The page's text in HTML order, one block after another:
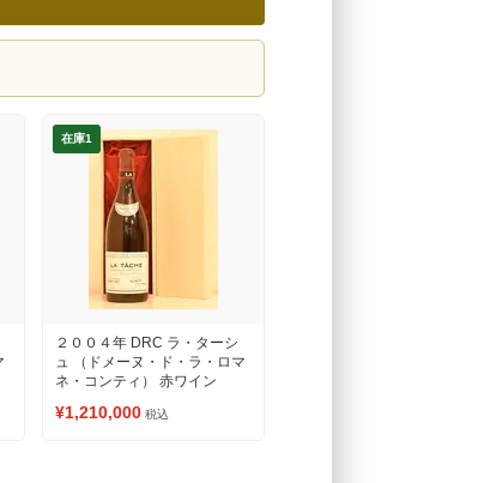
在庫1
２００４年 DRC ラ・ターシ
ュ （ドメーヌ・ド・ラ・ロマ
ネ・コンティ） 赤ワイン
¥1,210,000 税込